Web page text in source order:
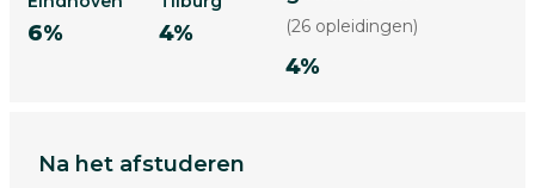
6% 4% (26 opleidingen)
4%
Na het afstuderen